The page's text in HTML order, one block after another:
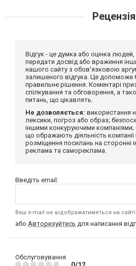
Рецензія
Відгук - це думка або оцінка
передати досвід або враження
нашого сайту з обов'язковою
залишеного відгука. Це допоможе
правильне рішення. Коментарі
спілкування та обговорення, а
питань, що цікавлять.
Не дозволяється: використання
лексики, погроз або образ;
іншими конкуруючими компаніями;
що ображають діяльність компанії
розміщення посилань на сторонні
реклама та самореклама.
Введіть email:
Ваш e-mail не відображатиметься на сайті
або Авторизуйтесь для написання
Обслуговування